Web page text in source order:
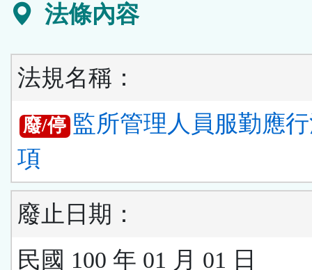
法條內容
法規名稱：
廢/停 監所管理人員服勤應
項
廢止日期：
民國 100 年 01 月 01 日